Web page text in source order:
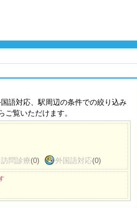
語対応、駅周辺の条件での絞り込み
ご覧いただけます。
訪問診療(0) 外国語対応(0)